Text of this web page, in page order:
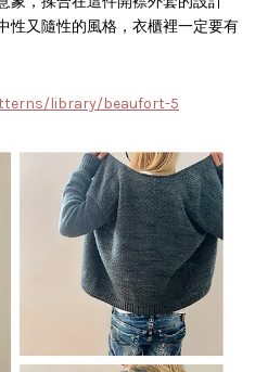
性又隨性的風格，衣櫃裡一定要有
library/beaufort-5